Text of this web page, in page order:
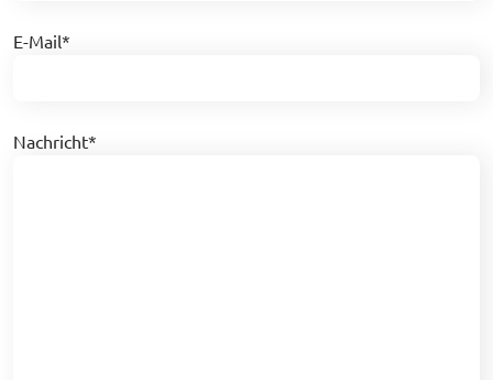
E-Mail*
Nachricht*